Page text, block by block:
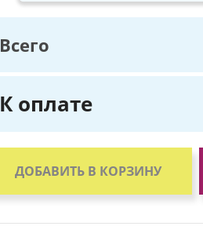
Всего
К оплате
ДОБАВИТЬ В КОРЗИНУ